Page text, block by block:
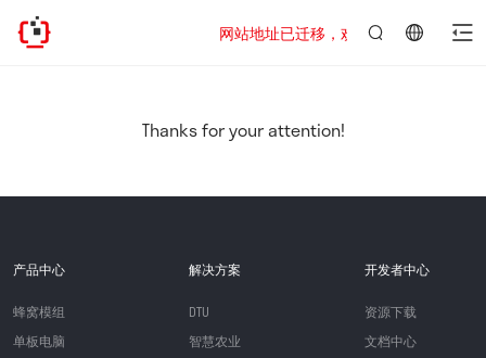
网站地址已迁移，欢迎访问新址：
Thanks for your attention!
产品中心
蜂窝模组
单板电脑
解决方案
DTU
智慧农业
开发者中心
资源下载
文档中心